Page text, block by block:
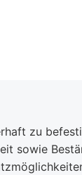
zu
sowie